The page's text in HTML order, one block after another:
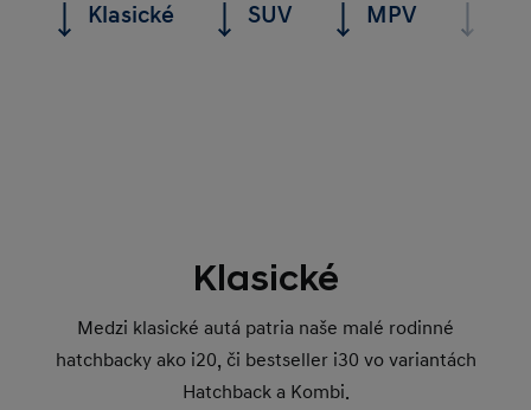
Klasické SUV MPV
Klasické
Medzi klasické autá patria naše malé rodinné
hatchbacky ako i20, či bestseller i30 vo variantách
Hatchback a Kombi.